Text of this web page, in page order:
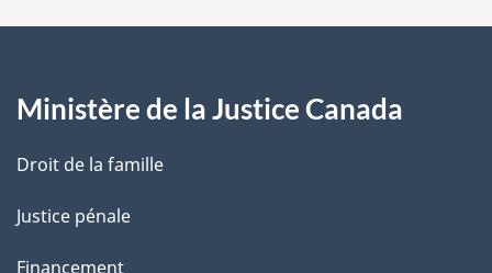
a
e
Ministère de la Justice Canada
Droit de la famille
Justice pénale
Financement